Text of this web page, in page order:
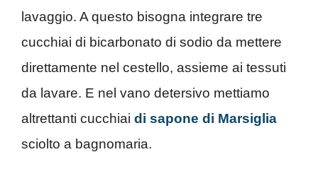
lavaggio. A questo bisogna integrare tre
cucchiai di bicarbonato di sodio da mettere
direttamente nel cestello, assieme ai tessuti
da lavare. E nel vano detersivo mettiamo
altrettanti cucchiai di sapone di Marsiglia
sciolto a bagnomaria.